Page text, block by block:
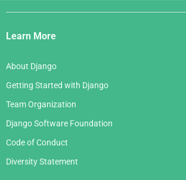
Django
Links
Learn More
About Django
Getting Started with Django
Team Organization
Django Software Foundation
Code of Conduct
Diversity Statement